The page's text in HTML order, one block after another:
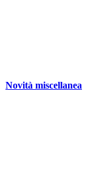
Novità miscellanea